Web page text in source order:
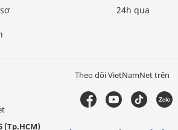
24h qua
(Tp.HCM)
Theo dõi VietNamNet trên